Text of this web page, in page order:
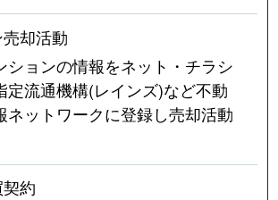
却活動
ションの情報をネット・チラシ
定流通機構(レインズ)など不動
ネットワークに登録し売却活動
約